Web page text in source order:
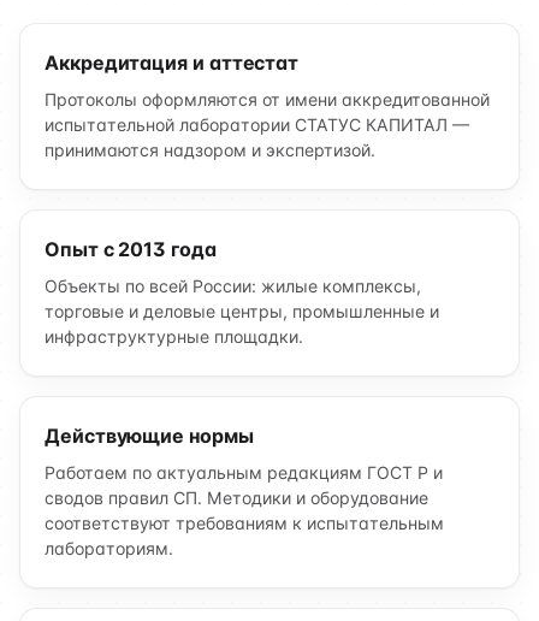
Аккредитация и аттестат
Протоколы оформляются от имени аккредитованной
испытательной лаборатории СТАТУС КАПИТАЛ —
принимаются надзором и экспертизой.
Опыт с 2013 года
Объекты по всей России: жилые комплексы,
торговые и деловые центры, промышленные и
инфраструктурные площадки.
Действующие нормы
Работаем по актуальным редакциям ГОСТ Р и
сводов правил СП. Методики и оборудование
соответствуют требованиям к испытательным
лабораториям.